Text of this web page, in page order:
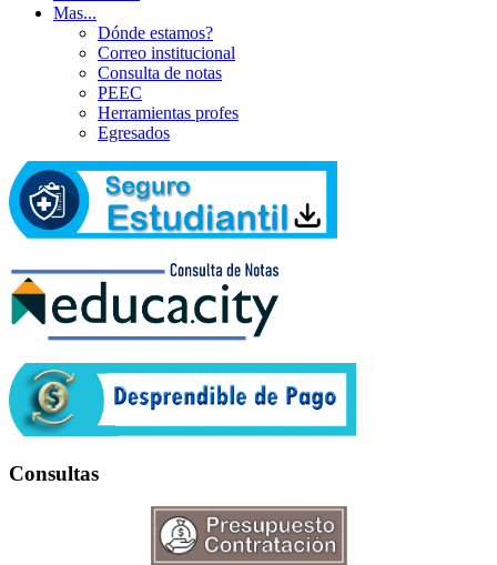
Mas...
Dónde estamos?
Correo institucional
Consulta de notas
PEEC
Herramientas profes
Egresados
Consultas